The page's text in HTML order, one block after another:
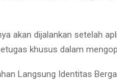
akan dijalankan setelah
khusus dalam
Langsung Identitas